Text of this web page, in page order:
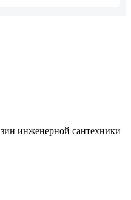
инженерной сантехники